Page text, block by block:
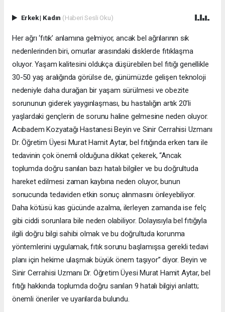
Erkek| Kadın (Haberi Sesli Oku)
Her ağrı ‘fıtık’ anlamına gelmiyor, ancak bel ağrılarının sık
nedenlerinden biri, omurlar arasındaki disklerde fıtıklaşma
oluyor. Yaşam kalitesini oldukça düşürebilen bel fıtığı genellikle
30-50 yaş aralığında görülse de, günümüzde gelişen teknoloji
nedeniyle daha durağan bir yaşam sürülmesi ve obezite
sorununun giderek yaygınlaşması, bu hastalığın artık 20’li
yaşlardaki gençlerin de sorunu haline gelmesine neden oluyor.
Acıbadem Kozyatağı Hastanesi Beyin ve Sinir Cerrahisi Uzmanı
Dr. Öğretim Üyesi Murat Hamit Aytar, bel fıtığında erken tanı ile
tedavinin çok önemli olduğuna dikkat çekerek, “Ancak
toplumda doğru sanılan bazı hatalı bilgiler ve bu doğrultuda
hareket edilmesi zaman kaybına neden oluyor, bunun
sonucunda tedaviden etkin sonuç alınmasını önleyebiliyor.
Daha kötüsü kas gücünde azalma, ilerleyen zamanda ise felç
gibi ciddi sorunlara bile neden olabiliyor. Dolayısıyla bel fıtığıyla
ilgili doğru bilgi sahibi olmak ve bu doğrultuda korunma
yöntemlerini uygulamak, fıtık sorunu başlamışsa gerekli tedavi
planı için hekime ulaşmak büyük önem taşıyor” diyor. Beyin ve
Sinir Cerrahisi Uzmanı Dr. Öğretim Üyesi Murat Hamit Aytar, bel
fıtığı hakkında toplumda doğru sanılan 9 hatalı bilgiyi anlattı;
önemli öneriler ve uyarılarda bulundu.